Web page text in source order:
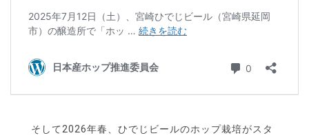
そして2026年春、ひでじビールのホップ栽培がスタ